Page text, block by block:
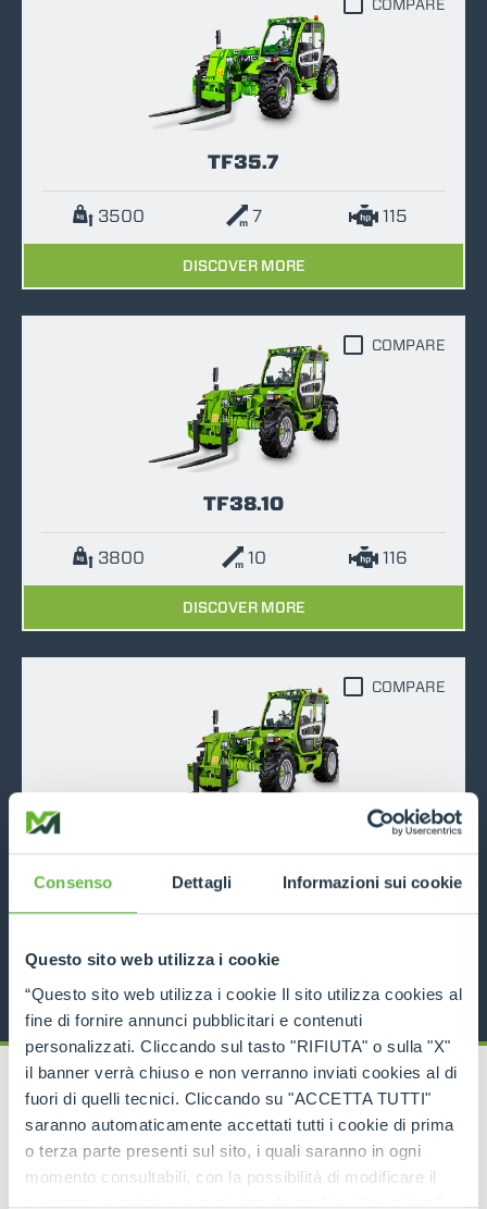
Consenso Dettagli Informazioni sui cookie
Questo sito web utilizza i cookie
“Questo sito web utilizza i cookie Il sito utilizza cookies al
fine di fornire annunci pubblicitari e contenuti
personalizzati. Cliccando sul tasto "RIFIUTA" o sulla "X"
il banner verrà chiuso e non verranno inviati cookies al di
fuori di quelli tecnici. Cliccando su "ACCETTA TUTTI"
saranno automaticamente accettati tutti i cookie di prima
o terza parte presenti sul sito, i quali saranno in ogni
momento consultabili, con la possibilità di modificare il
consenso prestato per ogni singolo cookie. Come fare?
TF35.7
3500 7 115
DISCOVER MORE
COMPARE
TF38.10
3800 10 116
DISCOVER MORE
COMPARE
COMPARE
RELATED PRODUCTS
Telehandlers